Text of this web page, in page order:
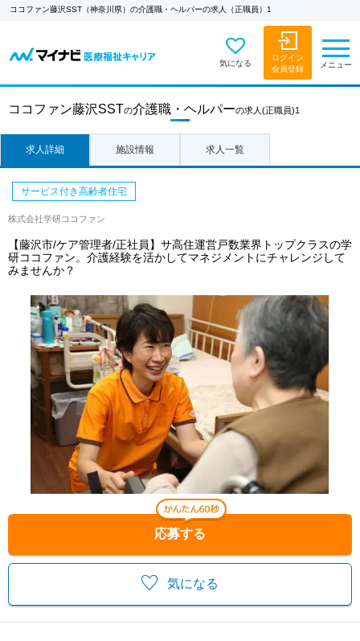
ココファン藤沢SST（神奈川県）の介護職・ヘルパーの求人（正職員）1
気になる
ログイン
会員登録
メニュー
ココファン藤沢SSTの介護職・ヘルパーの求人 (正職員)1
求人詳細 施設情報 求人一覧
気になる
応募する
サービス付き高齢者住宅
株式会社学研ココファン
【藤沢市/ケア管理者/正社員】サ高住運営戸数業界トップクラスの学
研ココファン。介護経験を活かしてマネジメントにチャレンジして
みませんか？